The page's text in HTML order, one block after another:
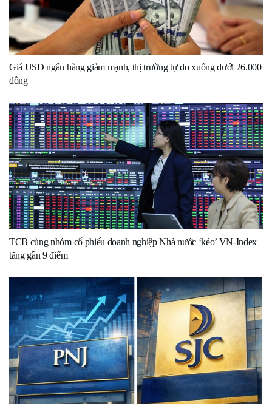
Giá USD ngân hàng giảm mạnh, thị trường tự do xuống dưới 26.000
đồng
TCB cùng nhóm cổ phiếu doanh nghiệp Nhà nước ‘kéo’ VN-Index
tăng gần 9 điểm